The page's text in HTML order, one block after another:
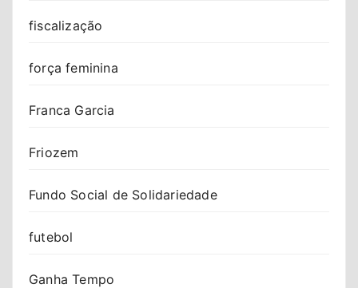
fiscalização
força feminina
Franca Garcia
Friozem
Fundo Social de Solidariedade
futebol
Ganha Tempo